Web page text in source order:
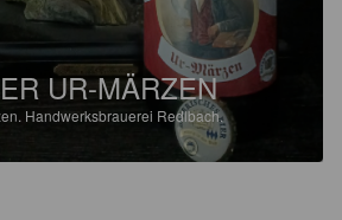
UR-MÄRZEN
Handwerksbrauerei Redlbach.